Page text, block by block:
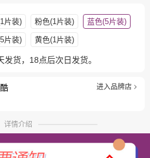
片装) 粉色(1片装) 蓝色(5片装)
片装) 黄色(1片装)
货，18点后次日发货。
进入品牌店
详情介绍